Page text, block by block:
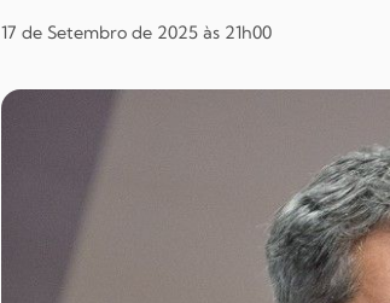
Sindical
17 de Setembro de 2025 às 21h00